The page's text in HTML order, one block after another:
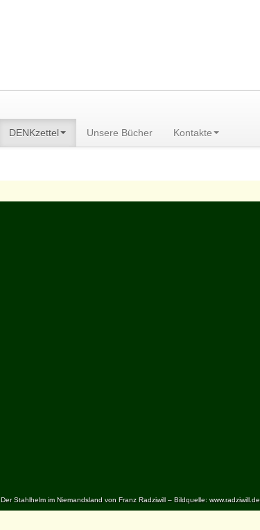
DENKzettel Unsere Bücher Kontakte
Der Stahlhelm im Niemandsland von Franz Radziwill – Bildquelle: www.radziwill.de